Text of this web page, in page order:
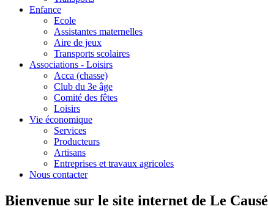
Enfance
Ecole
Assistantes maternelles
Aire de jeux
Transports scolaires
Associations - Loisirs
Acca (chasse)
Club du 3e âge
Comité des fêtes
Loisirs
Vie économique
Services
Producteurs
Artisans
Entreprises et travaux agricoles
Nous contacter
Bienvenue sur le site internet de Le Causé